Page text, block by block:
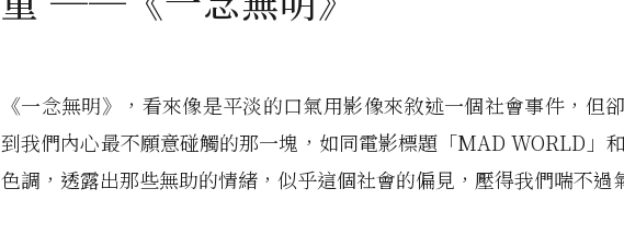
《一念無明》，看來像是平淡的口氣用影像來敘述一個社會事件，但
到我們內心最不願意碰觸的那一塊，如同電影標題「MAD WORLD」
色調，透露出那些無助的情緒，似乎這個社會的偏見，壓得我們喘不過